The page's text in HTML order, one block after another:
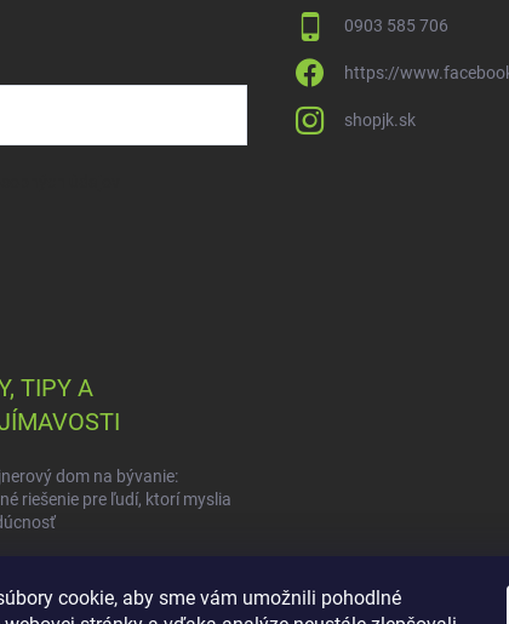
cookie, aby sme vám umožnili pohodlné
0903 585 706
https://
shopjk.sk
TIPY A
dom na bývanie:
riešenie pre ľudí, ktorí myslia
na seba?